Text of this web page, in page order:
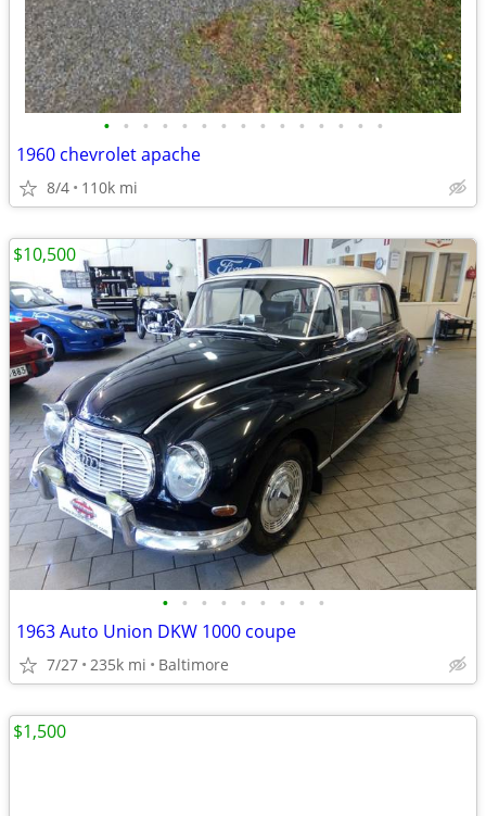
• • • • • • • • • • • • • • •
1960 chevrolet apache
8/4 110k mi
• • • • • • • • •
1963 Auto Union DKW 1000 coupe
7/27 235k mi Baltimore
$10,500
$1,500